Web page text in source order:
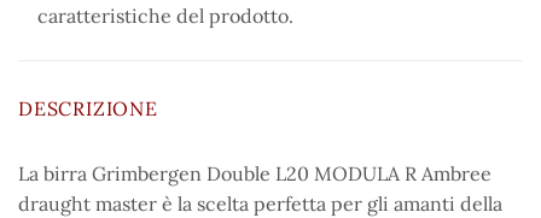
caratteristiche del prodotto.
DESCRIZIONE
La birra Grimbergen Double L20 MODULA R Ambree
draught master è la scelta perfetta per gli amanti della